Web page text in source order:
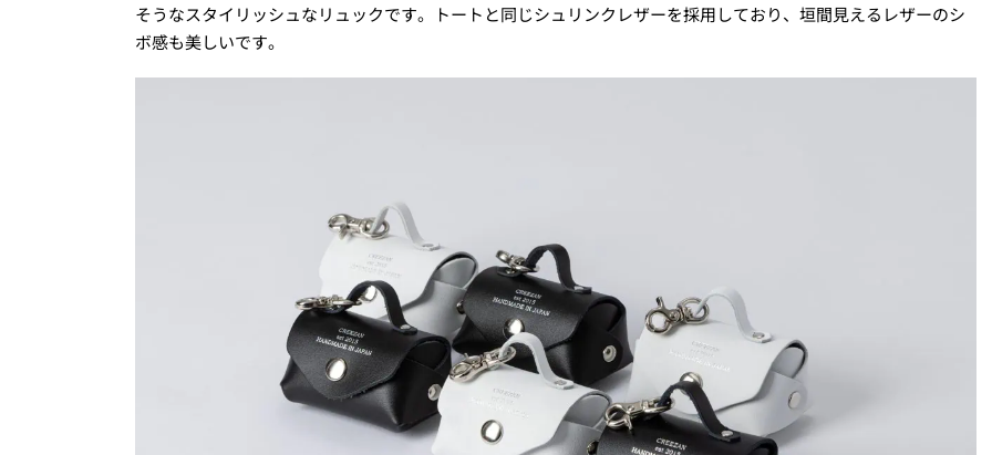
そうなスタイリッシュなリュックです。トートと同じシュリンクレザーを採用しており、垣間見えるレザーのシ
ボ感も美しいです。